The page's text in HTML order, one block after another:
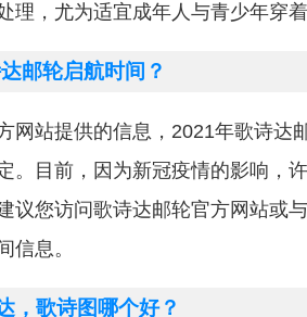
理，尤为适宜成年人与青少年穿
邮轮启航时间？
网站提供的信息，2021年歌诗达
。目前，因为新冠疫情的影响，
议您访问歌诗达邮轮官方网站或
信息。
，歌诗图哪个好？